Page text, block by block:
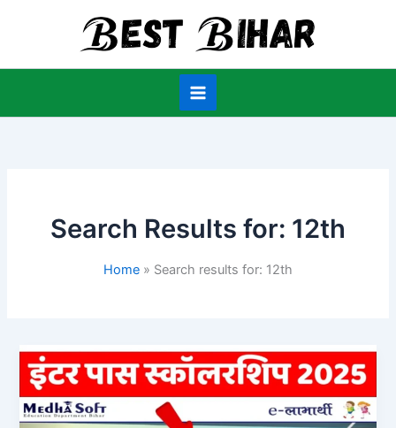
Search Results for: 12th
Home Search results for: 12th